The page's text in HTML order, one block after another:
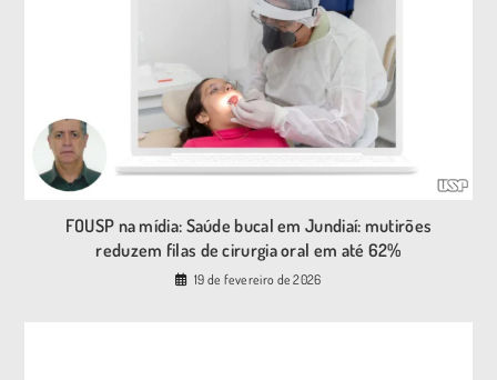
FOUSP na mídia: Saúde bucal em Jundiaí: mutirões
reduzem filas de cirurgia oral em até 62%
19 de fevereiro de 2026